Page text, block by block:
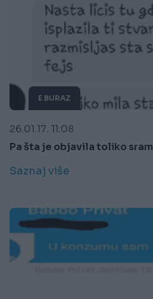
E BURAZ
26.01.17. 11:08
Pa šta je objavila toliko
Saznaj više